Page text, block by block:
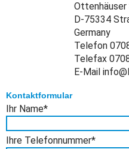
Ottenhäuser
D-75334
Germany
Telefon
Telefax
E-Mail
Kontaktformular
Pflichtfeld
Ihr Name*
Pflichtfeld
Ihre Telefonnummer*